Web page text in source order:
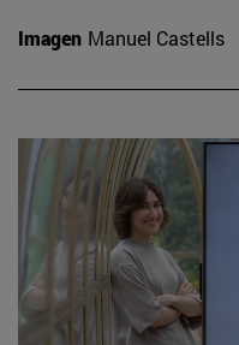
Imagen Manuel Castells